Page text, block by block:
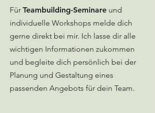
Für Teambuilding-Seminare und
individuelle Workshops melde dich
gerne direkt bei mir. Ich lasse dir alle
wichtigen Informationen zukommen
und begleite dich persönlich bei der
Planung und Gestaltung eines
passenden Angebots für dein Team.